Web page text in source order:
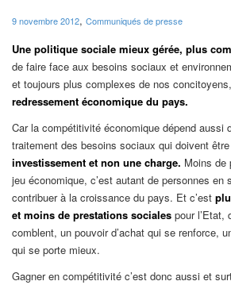
9 novembre 2012, Communiqués de presse
Une politique sociale mieux gérée, plus
de faire face aux besoins sociaux et
et toujours plus complexes de nos concitoyens,
redressement économique du pays.
Car la compétitivité économique dépend aussi
traitement des besoins sociaux qui doivent
investissement et non une charge. Moins de
jeu économique, c’est autant de personnes en
contribuer à la croissance du pays. Et c’est
et moins de prestations sociales pour l’Etat,
comblent, un pouvoir d’achat qui se renforce,
qui se porte mieux.
Gagner en compétitivité c’est donc aussi et